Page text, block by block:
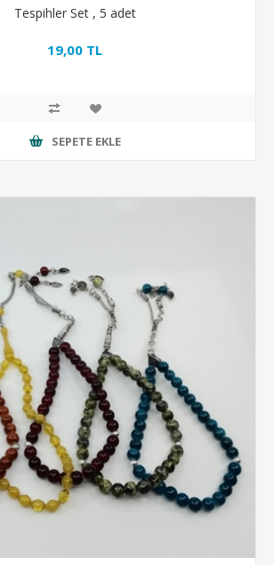
Tespihler Set , 5 adet
19,00 TL
SEPETE EKLE